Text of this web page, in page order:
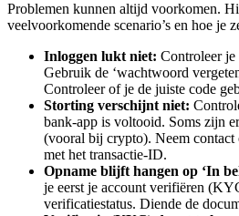
Problemen kunnen altijd voorkomen.
veelvoorkomende scenario’s en hoe je
Inloggen lukt niet: Controleer
Gebruik de ‘wachtwoord
Controleer of je de juiste code
Storting verschijnt niet:
bank-app is voltooid. Soms zijn
(vooral bij crypto). Neem contact
met het transactie-ID.
Opname blijft hangen op ‘In
je eerst je account verifiëren
verificatiestatus. Diende de